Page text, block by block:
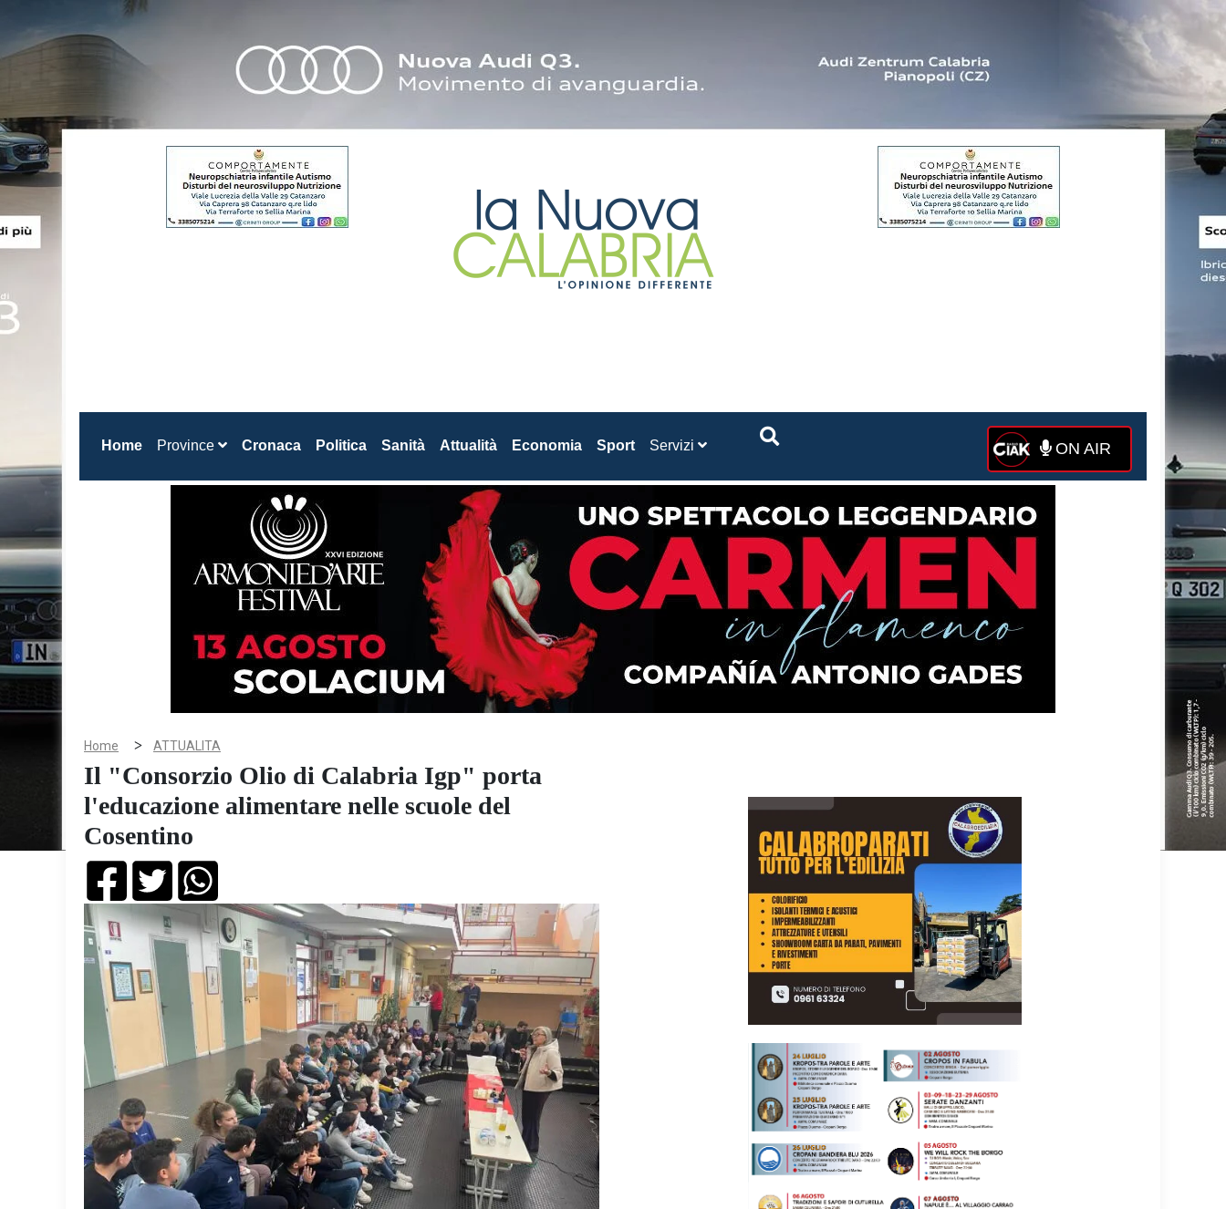
Home(current)
Province Cronaca Politica Sanità Attualità Economia Sport Servizi ON AIR
Home > ATTUALITA
Il "Consorzio Olio di Calabria Igp" porta
l'educazione alimentare nelle scuole del
Cosentino